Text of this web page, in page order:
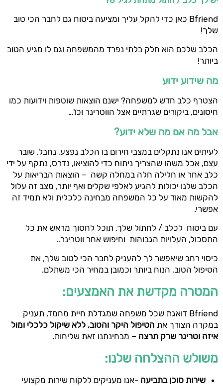
Bfriend כאן כדי להקל עליך ומציעה ביטוח גם לחבר הכי טוב
שלך!
הכלב שלכם הוא חלק בלתי נפרד מהמשפחה וגם לו מגיע הטוב
ביותר!
מה שידוע ידוע
הצטרף כלב חדש למשפחה? ישנם הוצאות שוטפות וידועות כמו
חיסונים, ביקורים שגרתיים אצל הווטרינר וכו'…
אבל מה אם מה שלא ידוע?
לעיתים אנו נתקלים במצבי חירום בו הכלב נפצע, נחבל, שובר
עצם, אכל משהו שהצריך ניתוח כדי להוציאו, נדרס, נתקף על ידי
כלב אחר או חלילה חלה במחלה קשה – הוצאות הבריאות על
הכלב שלנו יכולות להגיע לאלפי שקלים ואף יותר, מצב זה עלול
להקשות מאוד על כל המשפחה מבחינה כלכלית ולא תמיד זה
אפשרי.
עם ביטוח לכלב / לחתול שלך, תוכל לחסוך מראש את כל
התסכול, העלויות הגבוהות וחיפוש אחר ווטרינר..
כיסוי רחב שיאפשר לך להעניק לחבר הכי לטוב שלך, את
הטיפול הטוב, הנוח ביותר וכמובן במחיר הכי משתלם.
המטרה מקדשת את האמצעים:
Bfriend דואגת שכל משפחה שמגדלת חיית מחמד, תעניק
במקרה הצורך את הטיפול היקר והטוב, ללא שיקול כלכלי ומול
איזה וטרינר שרק תרצה – מבחינתנו זאת שליחות.
משולש ההצלחה שלנו:
שירות סוכן בתביעה -אנו מעניקים ללקוח שירות מקצועי